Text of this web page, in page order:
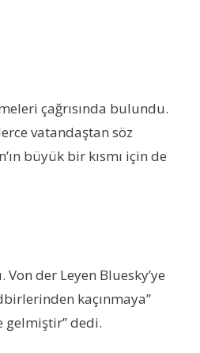
çağrısında bulundu.
vatandaştan söz
büyük bir kısmı için de
der Leyen Bluesky’ye
kaçınmaya”
gelmiştir” dedi.